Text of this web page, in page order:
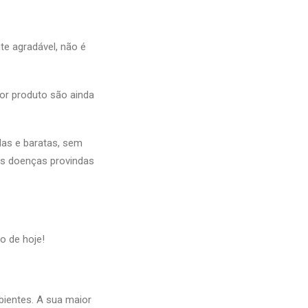
agradável, não é
produto são ainda
e baratas, sem
doenças provindas
de hoje!
A sua maior